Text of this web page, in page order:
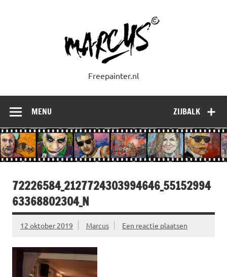
Freepainter.nl
ZIJBALK
MENU
72226584_2127724303994646_55152994
63368802304_N
12 oktober 2019 Marcus Een reactie plaatsen